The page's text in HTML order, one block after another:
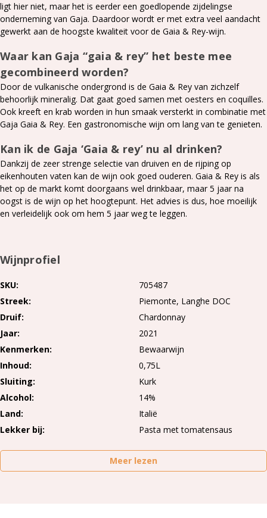
ligt hier niet, maar het is eerder een goedlopende zijdelingse
onderneming van Gaja. Daardoor wordt er met extra veel aandacht
gewerkt aan de hoogste kwaliteit voor de Gaia & Rey-wijn.
Waar kan Gaja “gaia & rey” het beste mee
gecombineerd worden?
Door de vulkanische ondergrond is de Gaia & Rey van zichzelf
behoorlijk mineralig. Dat gaat goed samen met oesters en coquilles.
Ook kreeft en krab worden in hun smaak versterkt in combinatie met
Gaja Gaia & Rey. Een gastronomische wijn om lang van te genieten.
Kan ik de Gaja ‘Gaia & rey’ nu al drinken?
Dankzij de zeer strenge selectie van druiven en de rijping op
eikenhouten vaten kan de wijn ook goed ouderen. Gaia & Rey is als
het op de markt komt doorgaans wel drinkbaar, maar 5 jaar na
oogst is de wijn op het hoogtepunt. Het advies is dus, hoe moeilijk
en verleidelijk ook om hem 5 jaar weg te leggen.
Wijnprofiel
SKU
705487
Streek
Piemonte Langhe DOC
Druif
Chardonnay
Jaar
2021
Kenmerken
Bewaarwijn
Inhoud
0,75L
Sluiting
Kurk
Alcohol
14%
Land
Italië
Lekker bij
Pasta met tomatensaus
Meer lezen